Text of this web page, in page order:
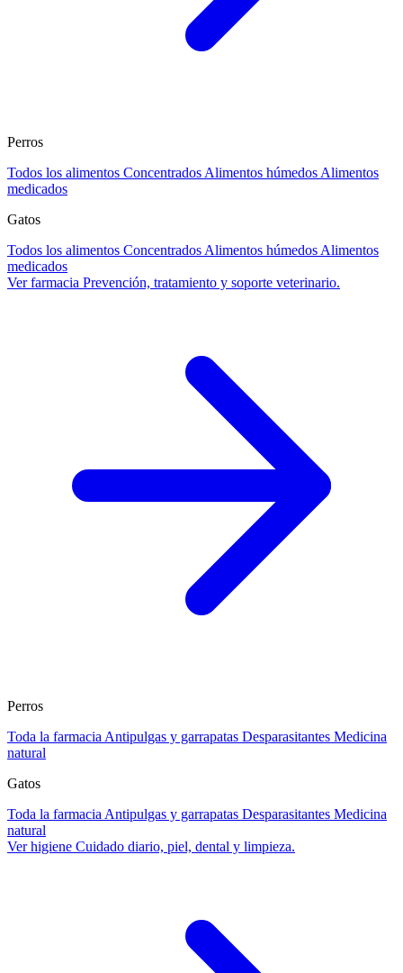
Perros
Todos los alimentos Concentrados Alimentos húmedos Alimentos
medicados
Gatos
Todos los alimentos Concentrados Alimentos húmedos Alimentos
medicados
Ver farmacia Prevención, tratamiento y soporte veterinario.
Perros
Toda la farmacia Antipulgas y garrapatas Desparasitantes Medicina
natural
Gatos
Toda la farmacia Antipulgas y garrapatas Desparasitantes Medicina
natural
Ver higiene Cuidado diario, piel, dental y limpieza.